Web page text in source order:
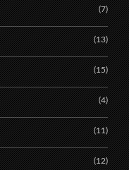
(7)
(13)
(15)
(4)
(11)
(12)